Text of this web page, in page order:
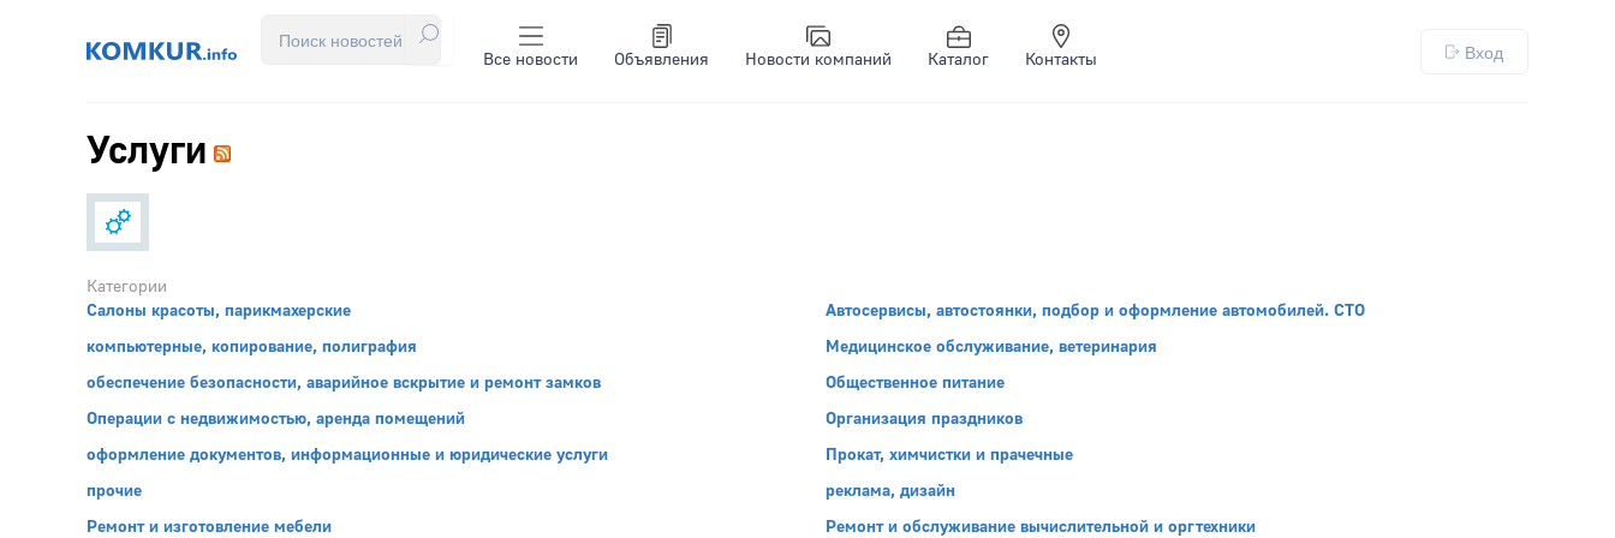
Все новости Объявления Новости компаний Каталог Контакты Вход
Услуги
Категории
Cалоны красоты, парикмахерские
Автосервисы, автостоянки, подбор и оформление автомобилей. CТО
компьютерные, копирование, полиграфия
Медицинское обслуживание, ветеринария
обеспечение безопасности, аварийное вскрытие и ремонт замков
Общественное питание
Операции с недвижимостью, аренда помещений
Организация праздников
оформление документов, информационные и юридические услуги
Прокат, химчистки и прачечные
прочие
реклама, дизайн
Ремонт и изготовление мебели
Ремонт и обслуживание вычислительной и оргтехники